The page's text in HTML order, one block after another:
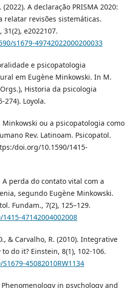
(2022). A declaração PRISMA 2020:
revisões sistemáticas.
31(2), e2022107.
s1679-49742022000200033
e psicopatologia
em Eugène Minkowski. In M.
Historia da psicologia
274). Loyola.
Minkowski ou a psicopatologia como
Rev. Latinoam. Psicopatol.
doi.org/10.1590/1415-
A perda do contato vital com a
segundo Eugène Minkowski.
Fundam., 7(2), 125–129.
47142004002008
& Carvalho, R. (2010). Integrative
do it? Einstein, 8(1), 102-106.
45082010RW1134
in psychology and